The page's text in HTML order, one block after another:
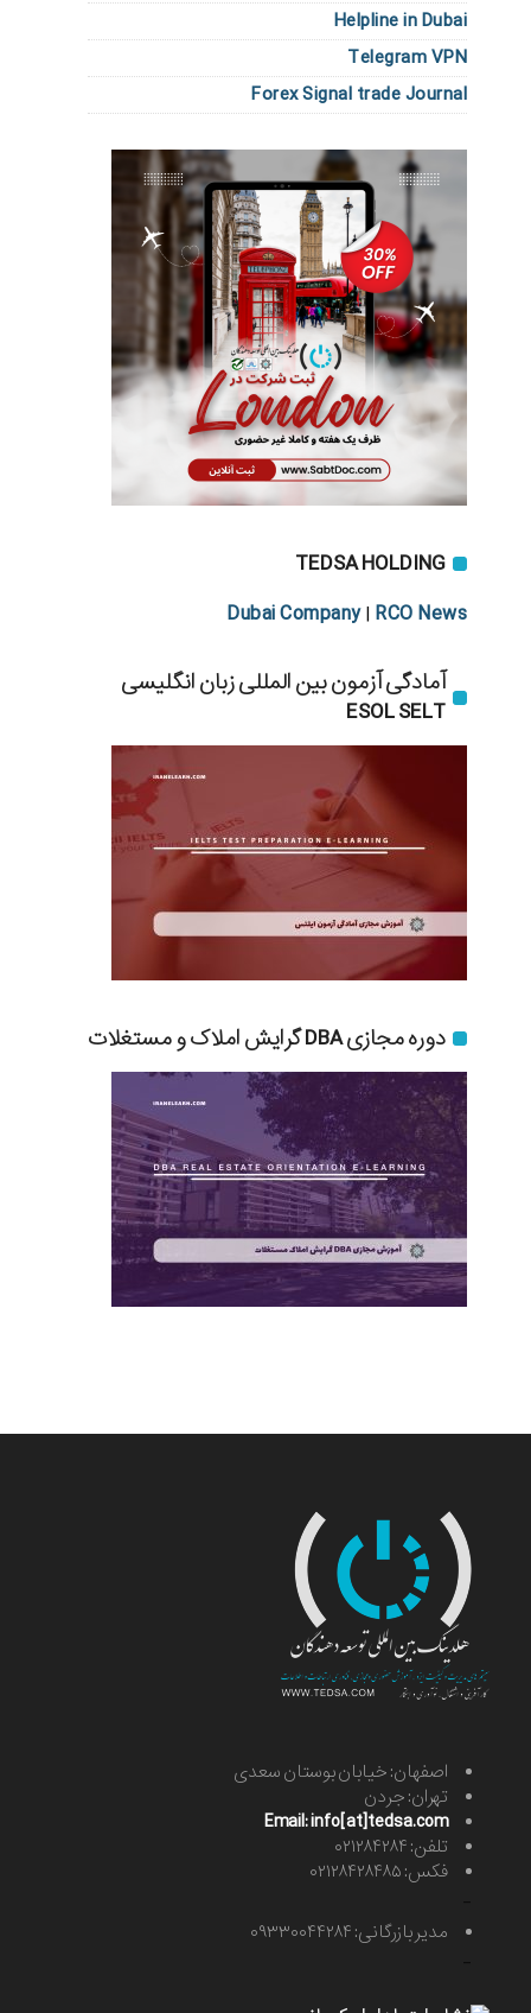
Helpline in Dubai
Telegram VPN
Forex Signal trade Journal
TEDSA HOLDING
Dubai Company| RCO News
آمادگی آزمون بین المللی زبان انگلیسی
ESOL SELT
دوره مجازی DBA گرایش املاک و مستغلات
اصفهان: خیابان بوستان سعدی
تهران: جردن
Email: info[at]tedsa.com
تلفن: ۰۲۱۲۸۴۲۸۴
فکس: ۰۲۱۲۸۴۲۸۴۸۵
مدیر بازرگانی: ۰۹۳۳۰۰۴۴۲۸۴